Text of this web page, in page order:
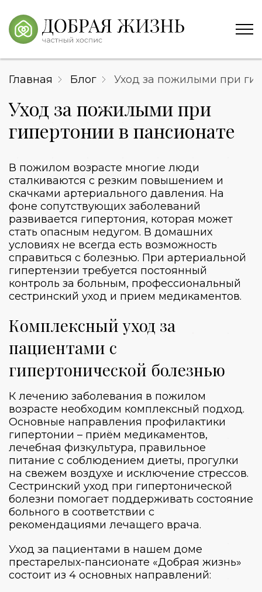
Главная Блог Уход за пожилыми при
Уход за пожилыми при
гипертонии в пансионате
В пожилом возрасте многие люди
сталкиваются с резким повышением и
скачками артериального давления. На
фоне сопутствующих заболеваний
развивается гипертония, которая может
стать опасным недугом. В домашних
условиях не всегда есть возможность
справиться с болезнью. При артериальной
гипертензии требуется постоянный
контроль за больным, профессиональный
сестринский уход и прием медикаментов.
Комплексный уход за
пациентами с
гипертонической болезнью
К лечению заболевания в пожилом
возрасте необходим комплексный подход.
Основные направления профилактики
гипертонии – приём медикаментов,
лечебная физкультура, правильное
питание с соблюдением диеты, прогулки
на свежем воздухе и исключение стрессов.
Сестринский уход при гипертонической
болезни помогает поддерживать состояние
больного в соответствии с
рекомендациями лечащего врача.
Уход за пациентами в нашем доме
престарелых-пансионате «Добрая жизнь»
состоит из 4 основных направлений: